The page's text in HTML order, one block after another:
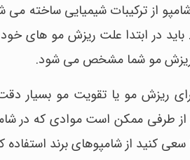
از ترکیبات شیمیایی ساخته
باید در ابتدا علت ریزش مو های
مو شما مشخص می شود.
ریزش مو یا تقویت مو بسیار
طرفی ممکن است موادی که در
کنید از شامپوهای برند استفاده